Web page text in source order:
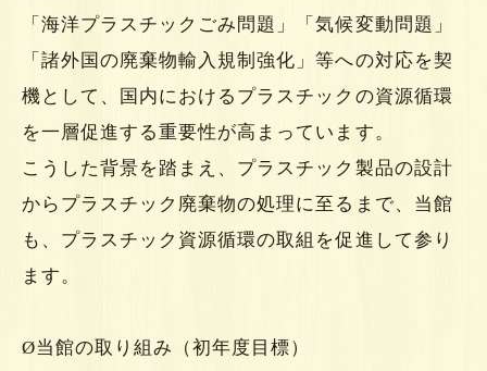
「海洋プラスチックごみ問題」「気候変動問題」
「諸外国の廃棄物輸入規制強化」等への対応を契
機として、国内におけるプラスチックの資源循環
を一層促進する重要性が高まっています。
こうした背景を踏まえ、プラスチック製品の設計
からプラスチック廃棄物の処理に至るまで、当館
も、プラスチック資源循環の取組を促進して参り
ます。
Ø当館の取り組み（初年度目標）